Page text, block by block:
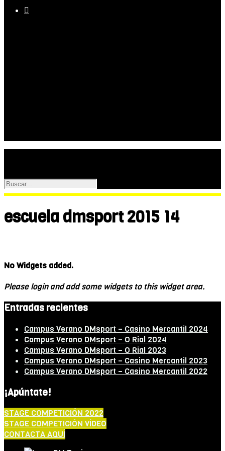

escuela dmsport 2015 14
No Widgets added.
Please login and add some widgets to this widget area.
Entradas recientes
Campus Verano DMsport – Casino Mercantil 2024
Campus Verano DMsport – O Rial 2024
Campus Verano DMsport – O Rial 2023
Campus Verano DMsport – Casino Mercantil 2023
Campus Verano DMsport – Casino Mercantil 2022
¡Apúntate!
STAGE COMPETICIÓN 2022
STAGE COMPETICIÓN VÍDEO
CONTACTA AQUÍ